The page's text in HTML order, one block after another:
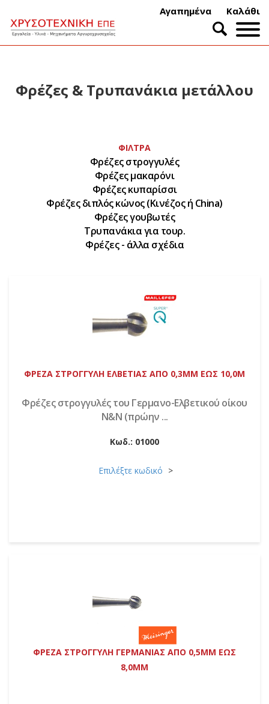
Αγαπημένα Καλάθι
Φρέζες & Τρυπανάκια μετάλλου
ΦΊΛΤΡΑ
Φρέζες στρογγυλές
Φρέζες μακαρόνι
Φρέζες κυπαρίσσι
Φρέζες διπλός κώνος (Κινέζος ή China)
Φρέζες γουβωτές
Τρυπανάκια για τουρ.
Φρέζες - άλλα σχέδια
ΦΡΕΖΑ ΣΤΡΟΓΓΥΛΗ ΕΛΒΕΤΙΑΣ ΑΠΟ 0,3MM ΕΩΣ 10,0M
Φρέζες στρογγυλές του Γερμανο-Ελβετικού οίκου
Ν&Ν (πρώην ...
Κωδ.: 01000
Επιλέξτε κωδικό
ΦΡΕΖΑ ΣΤΡΟΓΓΥΛΗ ΓΕΡΜΑΝΙΑΣ ΑΠΟ 0,5MM ΕΩΣ
8,0MM